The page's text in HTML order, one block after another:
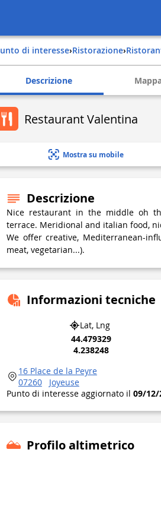
Punto di interesse› Ristorazione›
Descrizione
Restaurant Valentina
Mostra su mobile
Descrizione
Nice restaurant in the middle oh
terrace. Meridional and italian food,
We offer creative, Mediterranean-
meat, vegetarian...).
Informazioni tecniche
Lat, Lng
44.479329
4.238248
16 Place de la Peyre
07260
Joyeuse
Punto di interesse aggiornato il 09/12/
Profilo altimetrico